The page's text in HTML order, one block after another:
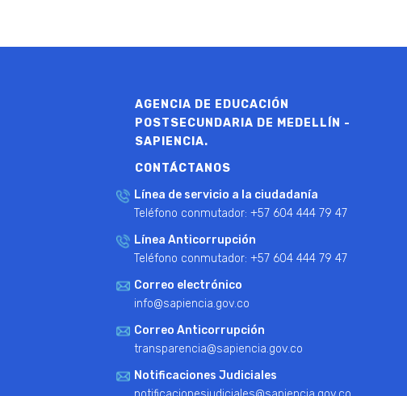
AGENCIA DE EDUCACIÓN
POSTSECUNDARIA DE MEDELLÍN -
SAPIENCIA.
CONTÁCTANOS
Línea de servicio a la ciudadanía
Teléfono conmutador: +57 604 444 79 47
Línea Anticorrupción
Teléfono conmutador: +57 604 444 79 47
Correo electrónico
info@sapiencia.gov.co
Correo Anticorrupción
transparencia@sapiencia.gov.co
Notificaciones Judiciales